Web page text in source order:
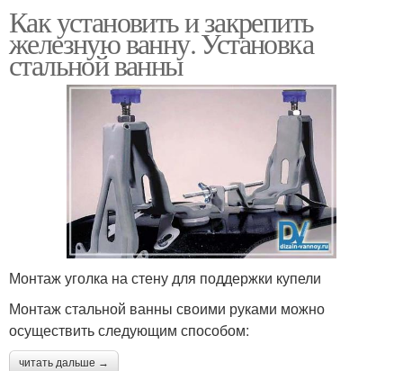
Как установить и закрепить
железную ванну. Установка
стальной ванны
Монтаж уголка на стену для поддержки купели
Монтаж стальной ванны своими руками можно
осуществить следующим способом:
читать дальше →